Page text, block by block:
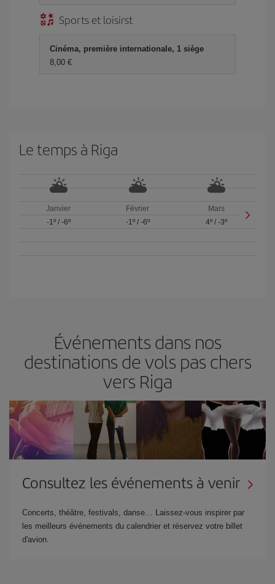
Sports et loisirst
Cinéma, première internationale, 1 siège
8,00 €
Le temps à Riga
Janvier
-1º/ -6º
Février
-1º/ -6º
Mars
4º /-3º
Événements dans nos
destinations de vols pas chers
vers Riga
Consultez les événements à venir
Concerts, théâtre, festivals, danse… Laissez-vous inspirer par
les meilleurs événements du calendrier et réservez votre billet
d'avion.